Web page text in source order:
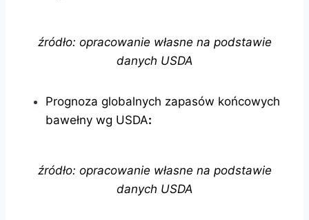
źródło: opracowanie własne na podstawie
danych USDA
Prognoza globalnych zapasów końcowych
bawełny wg USDA:
źródło: opracowanie własne na podstawie
danych USDA